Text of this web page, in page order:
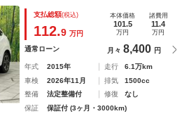
ＥＤヘッド ビルトインＥＴ
チアルミ デュアルエアコン Ｂ
支払総額(税込)
112.9 万円
本体価格
101.5
万円
諸費用
11.4
万円
通常ローン 月々 8,400 円
年式 2015年 走行
6.1万km
車検
2026年11月 排気
1500cc
整備
法定整備付 修復
なし
保証
保証付 (3ヶ月・3000km)